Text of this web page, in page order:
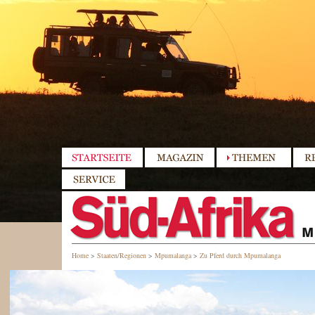
Home > Staaten/Regionen > Mpumalanga> Zu Pferd durch Mpumalanga